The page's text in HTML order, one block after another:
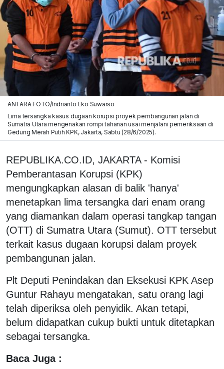
ANTARA FOTO/Indrianto Eko Suwarso
Lima tersangka kasus dugaan korupsi proyek pembangunan jalan di
Sumatra Utara mengenakan rompi tahanan usai menjalani pemeriksaan di
Gedung Merah Putih KPK, Jakarta, Sabtu (28/6/2025).
REPUBLIKA.CO.ID, JAKARTA - Komisi
Pemberantasan Korupsi (KPK)
mengungkapkan alasan di balik 'hanya'
menetapkan lima tersangka dari enam orang
yang diamankan dalam operasi tangkap tangan
(OTT) di Sumatra Utara (Sumut). OTT tersebut
terkait kasus dugaan korupsi dalam proyek
pembangunan jalan.
Plt Deputi Penindakan dan Eksekusi KPK Asep
Guntur Rahayu mengatakan, satu orang lagi
telah diperiksa oleh penyidik. Akan tetapi,
belum didapatkan cukup bukti untuk ditetapkan
sebagai tersangka.
Baca Juga :